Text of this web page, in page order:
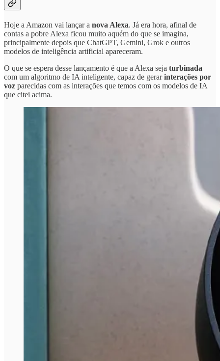
Hoje a Amazon vai lançar a nova Alexa. Já era hora, afinal de
contas a pobre Alexa ficou muito aquém do que se imagina,
principalmente depois que ChatGPT, Gemini, Grok e outros
modelos de inteligência artificial apareceram.
O que se espera desse lançamento é que a Alexa seja turbinada
com um algoritmo de IA inteligente, capaz de gerarinterações por
voz parecidas com as interações que temos com os modelos de IA
que citei acima.